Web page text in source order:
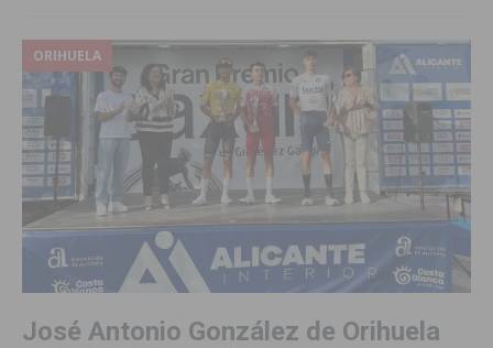
ORIHUELA
José Antonio González de Orihuela